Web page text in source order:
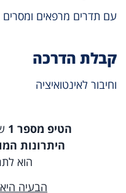
עם תדרים מרפאים ומסרים
קבלת הדרכה
וחיבור לאינטואיציה
הטיפ מספר 1
היתרונות
הוא
הבעיה היא